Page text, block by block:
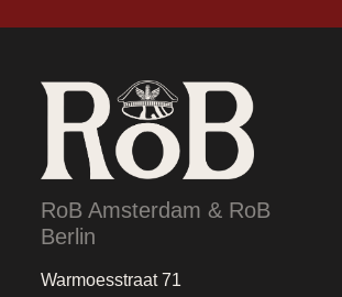
RoB Amsterdam & RoB
Berlin
Warmoesstraat 71